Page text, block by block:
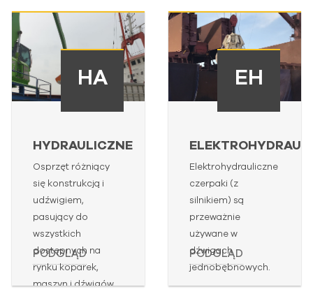
HA
HYDRAULICZNE
Osprzęt różniący
się konstrukcją i
udźwigiem,
pasujący do
wszystkich
dostępnych na
rynku koparek,
maszyn i dźwigów.
PODGLĄD
EH
Elektrohydrauliczne
czerpaki (z
silnikiem) są
przeważnie
używane w
dźwigach
jednobębnowych.
PODGLĄD